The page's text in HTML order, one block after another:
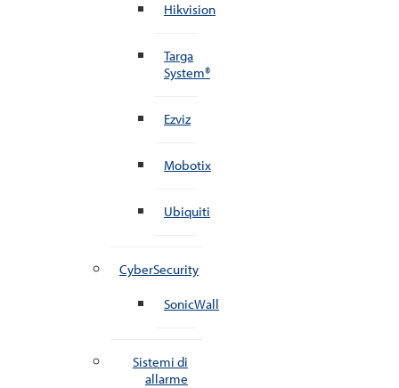
Hikvision
Targa
System®
Ezviz
Mobotix
Ubiquiti
CyberSecurity
SonicWall
Sistemi di
allarme